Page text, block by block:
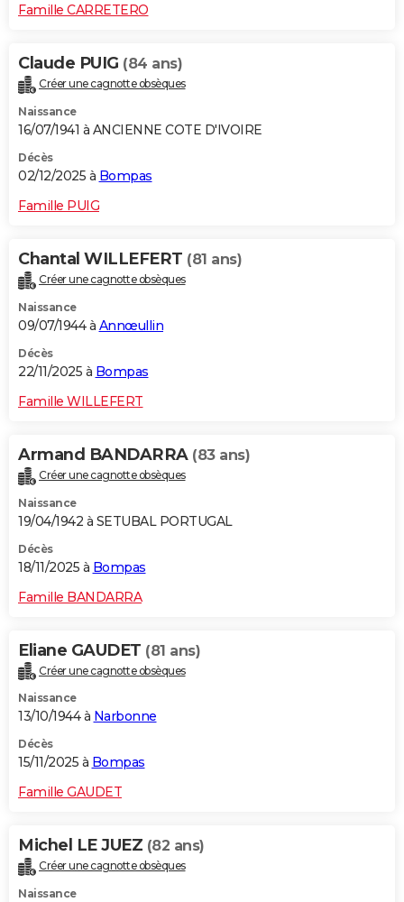
Famille CARRETERO
Claude PUIG (84 ans)
Créer une cagnotte obsèques
Naissance
16/07/1941 à ANCIENNE COTE D'IVOIRE
Décès
02/12/2025 à Bompas
Famille PUIG
Chantal WILLEFERT (81 ans)
Créer une cagnotte obsèques
Naissance
09/07/1944 à Annœullin
Décès
22/11/2025 à Bompas
Famille WILLEFERT
Armand BANDARRA (83 ans)
Créer une cagnotte obsèques
Naissance
19/04/1942 à SETUBAL PORTUGAL
Décès
18/11/2025 à Bompas
Famille BANDARRA
Eliane GAUDET (81 ans)
Créer une cagnotte obsèques
Naissance
13/10/1944 à Narbonne
Décès
15/11/2025 à Bompas
Famille GAUDET
Michel LE JUEZ (82 ans)
Créer une cagnotte obsèques
Naissance